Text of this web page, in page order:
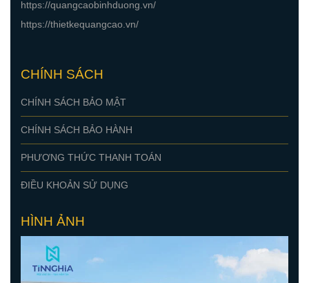
https://quangcaobinhduong.vn/
https://thietkequangcao.vn/
CHÍNH SÁCH
CHÍNH SÁCH BẢO MẬT
CHÍNH SÁCH BẢO HÀNH
PHƯƠNG THỨC THANH TOÁN
ĐIỀU KHOẢN SỬ DỤNG
HÌNH ẢNH